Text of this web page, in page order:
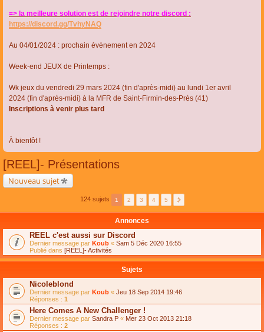
=> la meilleure solution est de rejoindre notre discord :
https://discord.gg/TvhyNAQ
Au 04/01/2024 : prochain évènement en 2024
Week-end JEUX de Printemps :
Wk jeux du vendredi 29 mars 2024 (fin d'après-midi) au lundi 1er avril
2024 (fin d'après-midi) à la MFR de Saint-Firmin-des-Près (41)
Inscriptions à venir plus tard
À bientôt !
[REEL]- Présentations
Nouveau sujet
124 sujets 1 2 3 4 5
Annonces
REEL c'est aussi sur Discord
Dernier message par Koub « Sam 5 Déc 2020 16:55
Publié dans [REEL]- Activités
Sujets
Nicoleblond
Dernier message par Koub « Jeu 18 Sep 2014 19:46
Réponses : 1
Here Comes A New Challenger !
Dernier message par Sandra P « Mer 23 Oct 2013 21:18
Réponses : 2